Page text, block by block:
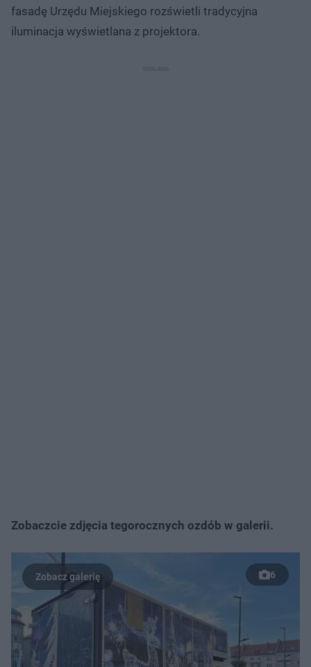
fasadę Urzędu Miejskiego rozświetli tradycyjna
iluminacja wyświetlana z projektora.
Zobaczcie zdjęcia tegorocznych ozdób w galerii.
6